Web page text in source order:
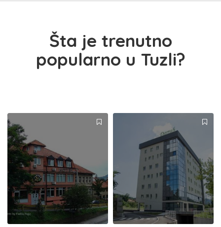
Šta je trenutno
popularno u Tuzli?